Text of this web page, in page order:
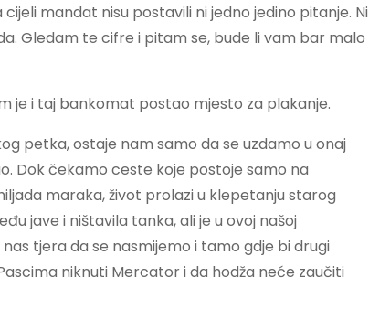
mandat nisu postavili ni jedno jedino pitanje. Ni
Gledam te cifre i pitam se, bude li vam bar malo
je i taj bankomat postao mjesto za plakanje.
petka, ostaje nam samo da se uzdamo u onaj
Dok čekamo ceste koje postoje samo na
maraka, život prolazi u klepetanju starog
jave i ništavila tanka, ali je u ovoj našoj
tjera da se nasmijemo i tamo gdje bi drugi
niknuti Mercator i da hodža neće zaučiti